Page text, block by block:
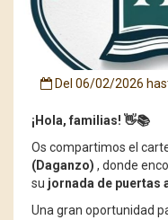
Del 06/02/2026
¡Hola, familias! 👋📚
Os compartimos el
(Daganzo) , donde
su jornada de puertas
Una gran oportunidad